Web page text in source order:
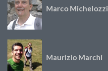
Marco Michelozzi
Maurizio Marchi